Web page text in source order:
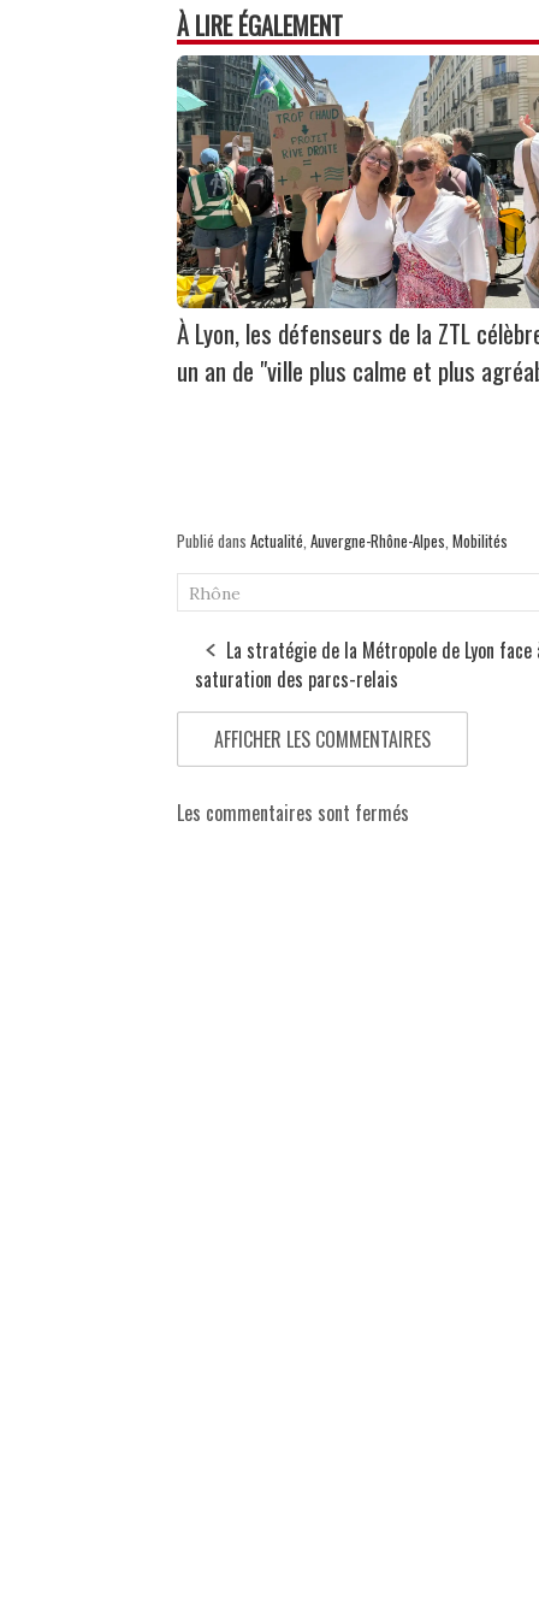
À LIRE ÉGALEMENT
À Lyon, les défenseurs de la ZTL
un an de "ville plus calme et plus
Publié dans Actualité Auvergne-Rhône-Alpes Mobilités
Rhône
La stratégie de la Métropole de Lyon face
saturation des parcs-relais
AFFICHER LES COMMENTAIRES
Les commentaires sont fermés